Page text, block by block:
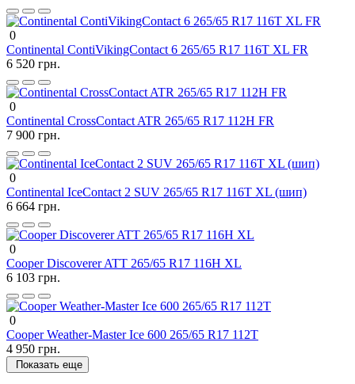
0
Continental ContiVikingContact 6 265/65 R17 116T XL FR
6 520 грн.
0
Continental CrossContact ATR 265/65 R17 112H FR
7 900 грн.
0
Continental IceContact 2 SUV 265/65 R17 116T XL (шип)
6 664 грн.
0
Cooper Discoverer ATT 265/65 R17 116H XL
6 103 грн.
0
Cooper Weather-Master Ice 600 265/65 R17 112T
4 950 грн.
Показать еще